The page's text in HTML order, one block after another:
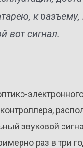
к разъему,
вот сигнал.
звуковой
раз в три